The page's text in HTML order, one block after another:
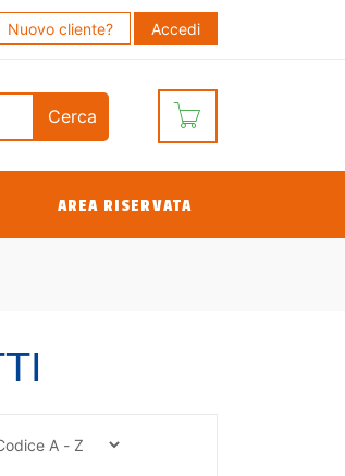
Nuovo cliente? Accedi
AREA RISERVATA